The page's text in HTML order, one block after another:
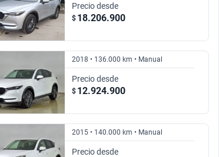
$16.747.900
2021
$18.206.900
R AUTO Precio desde
$ 18.206.900
2018 • 136.000 km • Manual
Precio desde
$ 12.924.900
2015 • 140.000 km • Manual
Precio desde
ABS